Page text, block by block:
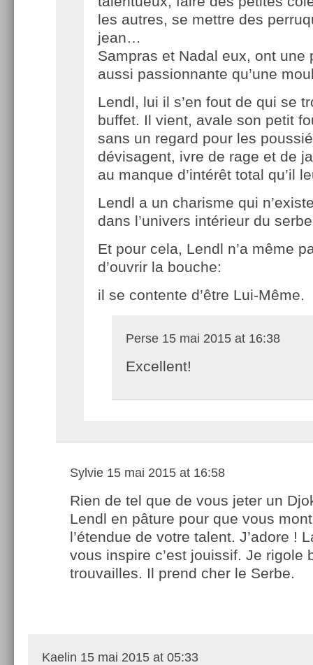
les autres, se mettre des
jean…
Sampras et Nadal eux, ont une
aussi passionnante qu’une
Lendl, lui il s’en fout de qui se
buffet. Il vient, avale son petit
sans un regard pour les
dévisagent, ivre de rage et de
au manque d’intérêt total qu’il
Lendl a un charisme qui
dans l’univers intérieur du
Et pour cela, Lendl n’a même
d’ouvrir la bouche:
il se contente d’être Lui-Même.
Perse 15 mai 2015 at 16:38
Excellent!
Sylvie 15 mai 2015 at 16:58
Rien de tel que de vous jeter un
Lendl en pâture pour que vous
l’étendue de votre talent. J’adore !
vous inspire c’est jouissif. Je rigole
trouvailles. Il prend cher le Serbe.
Kaelin 15 mai 2015 at 05:33